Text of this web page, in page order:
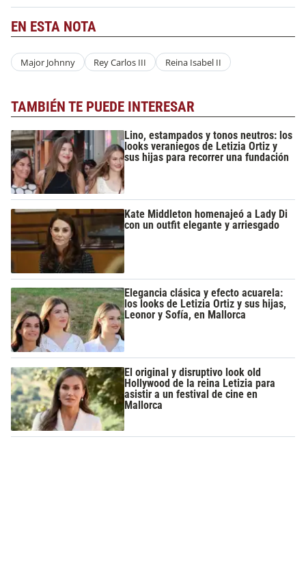
EN ESTA NOTA
Major Johnny Rey Carlos III Reina Isabel II
TAMBIÉN TE PUEDE INTERESAR
Lino, estampados y tonos neutros: los
looks veraniegos de Letizia Ortiz y
sus hijas para recorrer una fundación
Kate Middleton homenajeó a Lady Di
con un outfit elegante y arriesgado
Elegancia clásica y efecto acuarela:
los looks de Letizia Ortiz y sus hijas,
Leonor y Sofía, en Mallorca
El original y disruptivo look old
Hollywood de la reina Letizia para
asistir a un festival de cine en
Mallorca